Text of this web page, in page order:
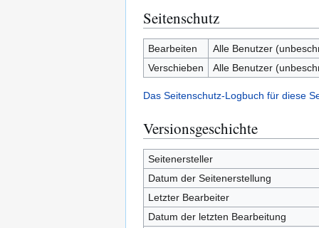
Seitenschutz
Bearbeiten
Alle Benutzer
Verschieben
Alle Benutzer
Das Seitenschutz-Logbuch für diese
Versionsgeschichte
Seitenersteller
Datum der Seitenerstellung
Letzter Bearbeiter
Datum der letzten Bearbeitung